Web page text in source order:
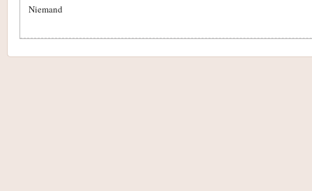
Niemand